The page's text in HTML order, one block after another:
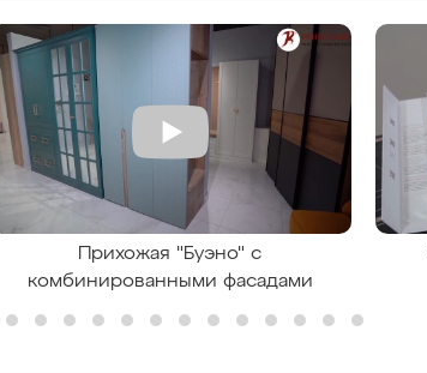
Прихожая "Буэно" с
комбинированными фасадами